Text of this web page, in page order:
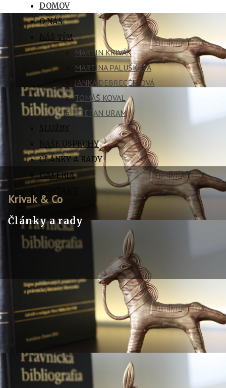
DOMOV
O NÁS
NÁŠ TÍM
MARTIN KRIVÁK
MARTINA PALUŠKOVÁ
JANKA DEBRECÉNIOVÁ
TOMÁŠ KOVAL
ŠTEFAN URAM
SLUŽBY
NAŠE ÚSPECHY
ČLÁNKY A RADY
GALÉRIA
Krivak & Co
Články a rady